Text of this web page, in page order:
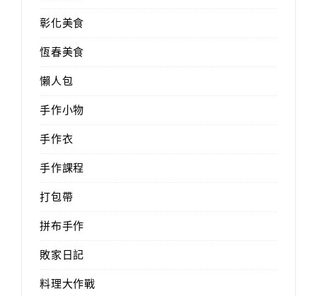
彰化美食
恆春美食
懶人包
手作小物
手作衣
手作課程
打包帶
拼布手作
敗家日記
料理大作戰